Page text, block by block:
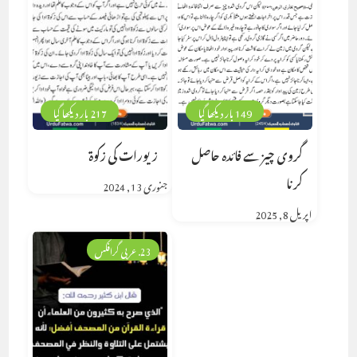
217 بار دیکھا گیا
زیورات کی زکوۃ
جنوری 13, 2024
149 بار دیکھا گیا
گروی چیز سے فائدہ حاصل
کرنا
اپریل 8, 2025
23. عربی گرافکس